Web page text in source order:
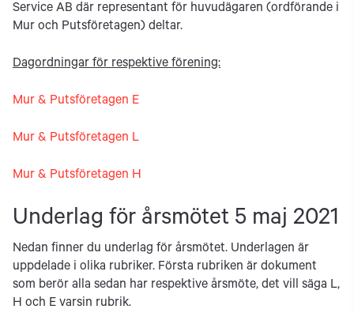
Service AB där representant för huvudägaren (ordförande i
Mur och Putsföretagen) deltar.
Dagordningar för respektive förening:
Mur & Putsföretagen E
Mur & Putsföretagen L
Mur & Putsföretagen H
Underlag för årsmötet 5 maj 2021
Nedan finner du underlag för årsmötet. Underlagen är
uppdelade i olika rubriker. Första rubriken är dokument
som berör alla sedan har respektive årsmöte, det vill säga L,
H och E varsin rubrik.